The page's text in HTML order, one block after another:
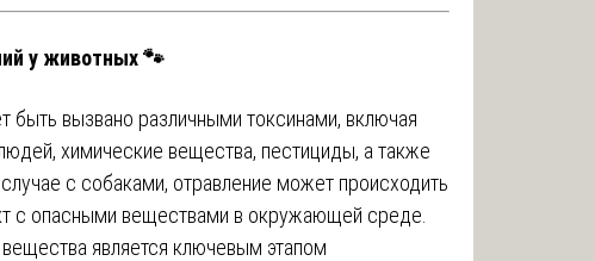
у животных 🐾
быть вызвано различными токсинами, включая
химические вещества, пестициды, а также
с собаками, отравление может происходить
с опасными веществами в окружающей среде.
является ключевым этапом